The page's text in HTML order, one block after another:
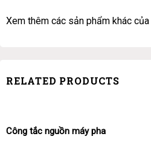
Xem thêm các sản phẩm khác của
RELATED PRODUCTS
Công tắc nguồn máy pha